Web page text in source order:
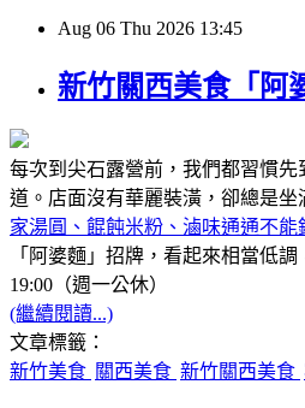
Aug 06 Thu 2026 13:45
新竹關西美食「阿
每次到尖石露營前，我們都習慣
道。店面沒有華麗裝潢，卻總是
家湯圓、餛飩米粉、滷味通通不能
「阿婆麵」招牌，看起來相當低
19:00（週一公休）
(繼續閱讀...)
文章標籤：
新竹美食 關西美食 新竹關西美食